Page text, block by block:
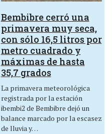
Bembibre cerró una
primavera muy seca,
con sólo 16,5 litros por
metro cuadrado y
máximas de hasta
35,7 grados
La primavera meteorológica
registrada por la estación
ibembi2 de Bembibre dejó un
balance marcado por la escasez
de lluvia y…